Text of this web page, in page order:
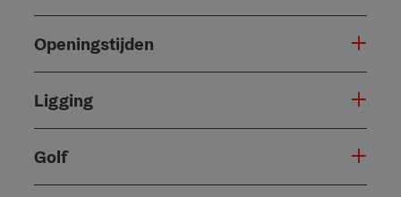
Openingstijden
Ligging
Golf